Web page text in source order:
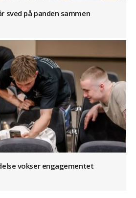
sved på panden sammen
vokser engagementet